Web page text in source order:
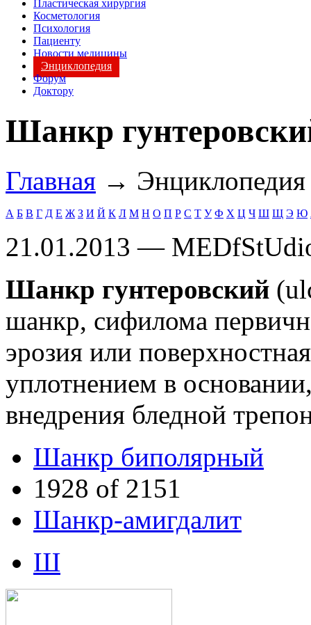
Пластическая хирургия
Косметология
Психология
Пациенту
Новости медицины
Энциклопедия
Форум
Доктору
Шанкр
Главная →
А Б В Г Д Е Ж З И Й К Л М Н О П Р С Т У Ф Х Ц Ч Ш Щ Э Ю
21.01.2013 —
Шанкр гунтеровский
шанкр, сифилома
эрозия или
уплотнением в
внедрения бледной
Шанкр биполярный
1928 of 2151
Шанкр-амигдалит
Ш